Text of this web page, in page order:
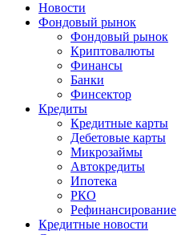
Новости
Фондовый рынок
Фондовый рынок
Криптовалюты
Финансы
Банки
Финсектор
Кредиты
Кредитные карты
Дебетовые карты
Микрозаймы
Автокредиты
Ипотека
РКО
Рефинансирование
Кредитные новости